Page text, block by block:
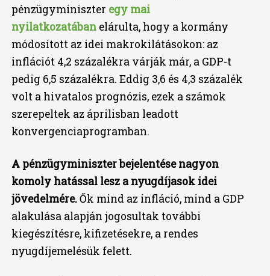
pénzügyminiszter egy mai
nyilatkozatábanelárulta, hogy a kormány
módosított az idei makrokilátásokon: az
inflációt 4,2 százalékra várják már, a GDP-t
pedig 6,5 százalékra. Eddig 3,6 és 4,3 százalék
volt a hivatalos prognózis, ezek a számok
szerepeltek az áprilisban leadott
konvergenciaprogramban.
A pénzügyminiszter bejelentése nagyon
komoly hatással lesz a nyugdíjasok idei
jövedelmére.Ők mind az infláció, mind a GDP
alakulása alapján jogosultak további
kiegészítésre, kifizetésekre, a rendes
nyugdíjemelésük felett.